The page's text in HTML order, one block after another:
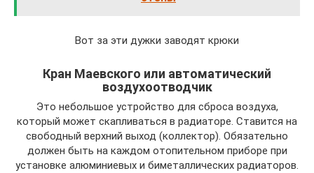
Вот за эти дужки заводят крюки
Кран Маевского или автоматический
воздухоотводчик
Это небольшое устройство для сброса воздуха,
который может скапливаться в радиаторе. Ставится на
свободный верхний выход (коллектор). Обязательно
должен быть на каждом отопительном приборе при
установке алюминиевых и биметаллических радиаторов.